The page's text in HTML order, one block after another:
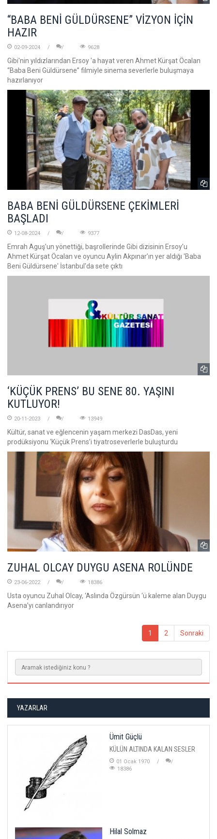
“BABA BENİ GÜLDÜRSENE” VİZYON İÇİN
HAZIR
02-09-2024 9628
Gibi'nin yıldızlarından Ersoy 'a hayat veren Ahmet Kürşat Öcalan
“Baba Beni Güldürsene” filmiyle sinema severlerle buluşmaya
hazırlanıyor
BABA BENİ GÜLDÜRSENE ÇEKİMLERİ
BAŞLADI
12-08-2024 9377
Emrah Aguş’un yönettiği, başrollerinde Gibi dizisinin Ersoy’u
Ahmet Kürşat Öcalan ve oyuncu Aylin Akpınar’ın yer aldığı 'Baba
Beni Güldürsene' İstanbul'da sete çıktı
‘KÜÇÜK PRENS’ BU SENE 80. YAŞINI
KUTLUYOR!
20-11-2023 13949
Kültür, sanat ve eğlencenin yaşam merkezi DasDas, yeni
prodüksiyonu ‘Küçük Prens’i tiyatroseverlerle buluşturdu
ZUHAL OLCAY DUYGU ASENA ROLÜNDE
23-06-2022 18386
Usta oyuncu Zuhal Olcay, ‘Aslında Özgürsün ‘ü kaleme alan Duygu
Asena’yı canlandırıyor
1 2 Sonraki
YAZARLAR
Ümit Güçlü
KÜLÜN ALTINDA KALAN SESLER
01 Ocak 1970
18386
Hilal Solmaz